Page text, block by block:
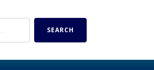
SEARCH